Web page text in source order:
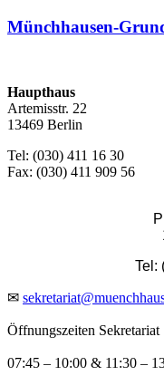
Münchhausen-
Haupthaus
Artemisstr. 22
13469 Berlin
Tel: (030) 411 16 30
Fax: (030) 411 909 56
Tel:
✉
Öffnungszeiten Sekretariat
07:45 – 10:00 & 11:30 –